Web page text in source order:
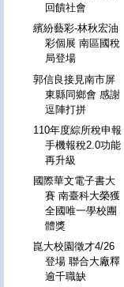
回饋社會
繽紛藝彩-林秋宏油
彩個展 南區國稅
局登場
郭信良接見南市屏
東縣同鄉會 感謝
逗陣打拼
110年度綜所稅申報
手機報稅2.0功能
再升級
國際華文電子書大
賽 南臺科大榮獲
全國唯一學校團
體獎
崑大校園徵才4/26
登場 聯合大廠釋
逾千職缺